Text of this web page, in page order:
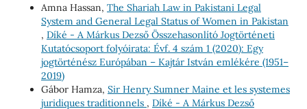
Amna Hassan, The Shariah Law in Pakistani Legal
System and General Legal Status of Women in Pakistan
, Díké - A Márkus Dezső Összehasonlító Jogtörténeti
Kutatócsoport folyóirata: Évf. 4 szám 1 (2020): Egy
jogtörténész Európában – Kajtár István emlékére (1951–
2019)
Gábor Hamza, Sir Henry Sumner Maine et les systemes
juridiques traditionnels , Díké - A Márkus Dezső